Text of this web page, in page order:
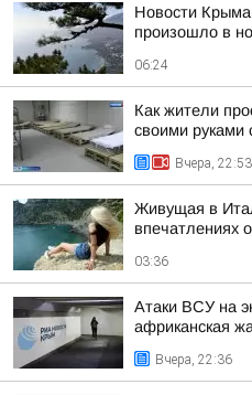
Новости
произошло в
06:24
Как жители
своими руками
Вчера, 22:53
Живущая в
впечатлениях
03:36
Атаки ВСУ на
африканская
Вчера, 22:36